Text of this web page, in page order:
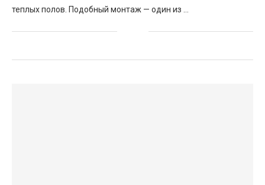
теплых полов. Подобный монтаж — один из …